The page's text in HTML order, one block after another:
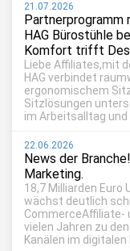
21.07.2026
Partnerprogramm
HAG Bürostühle
Komfort trifft
Liebe Affiliates,mit
HAG verbindet
ergonomischem
Sitzlösungen
im Arbeitsalltag und
22.06.2026
News der
Marketing.
18,7 Milliarden
wächst deutlich
CommerceAffiliate-
vielen Jahren zu
Kanälen im digitalen